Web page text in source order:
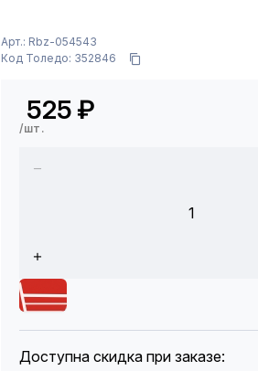
Арт.: Rbz-054543
Код Толедо: 352846
525 ₽
/шт.
1
Доступна скидка при заказе: